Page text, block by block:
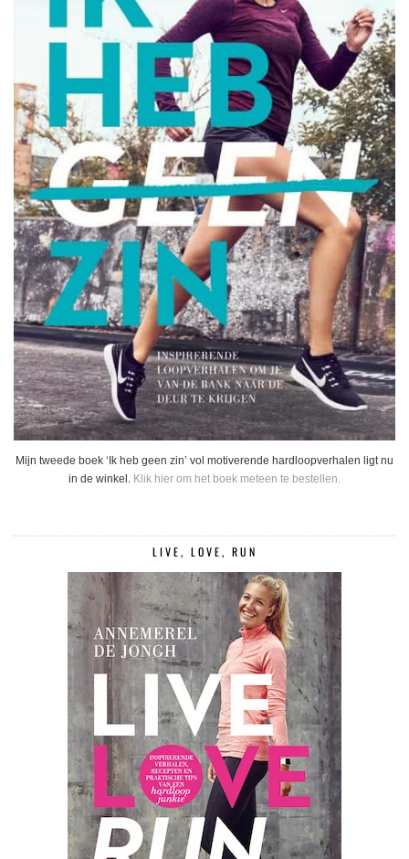
Mijn tweede boek ‘Ik heb geen zin’ vol motiverende hardloopverhalen ligt nu
in de winkel. Klik hier om het boek meteen te bestellen.
LIVE, LOVE, RUN